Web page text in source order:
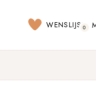
WENSLIJST
0